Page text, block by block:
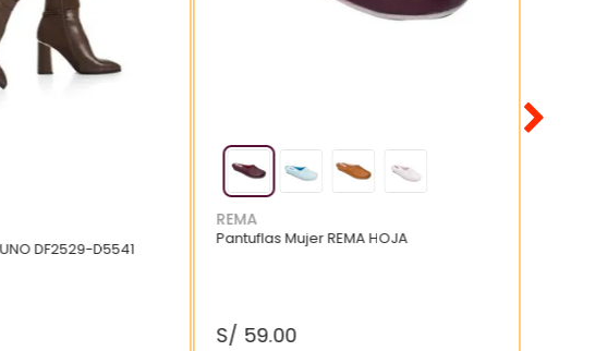
DF2529-D5541
REMA
Pantuflas Mujer REMA HOJA
S/ 59.00